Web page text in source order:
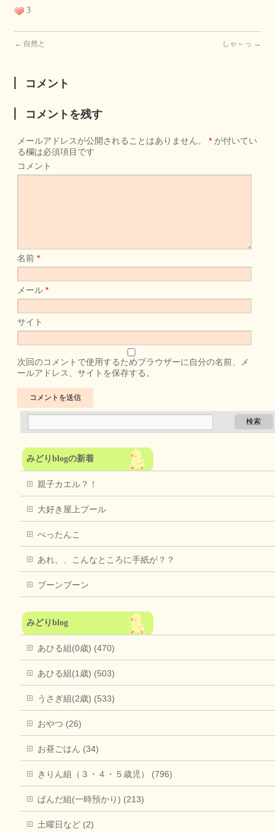
3
← 自然と しゃ～っ →
コメント
コメントを残す
メールアドレスが公開されることはありません。 * が付いてい
る欄は必須項目です
コメント
名前*
メール*
サイト
次回のコメントで使用するためブラウザーに自分の名前、メ
ールアドレス、サイトを保存する。
みどりblogの新着
親子カエル？！
大好き屋上プール
ぺったんこ
あれ、、こんなところに手紙が？？
ブーンブーン
みどりblog
あひる組(0歳) (470)
あひる組(1歳) (503)
うさぎ組(2歳) (533)
おやつ (26)
お昼ごはん (34)
きりん組（３・４・５歳児） (796)
ぱんだ組(一時預かり) (213)
土曜日など (2)